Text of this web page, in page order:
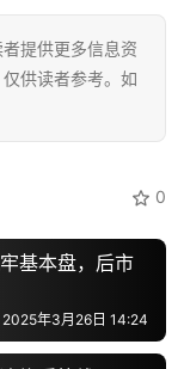
提供更多信息资
供读者参考。如
0
基本盘，后市
2025年3月26日 14:24